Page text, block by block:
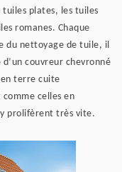
plates, les tuiles
romanes. Chaque
du nettoyage de tuile, il
couvreur chevronné
terre cuite
celles en
prolifèrent très vite.